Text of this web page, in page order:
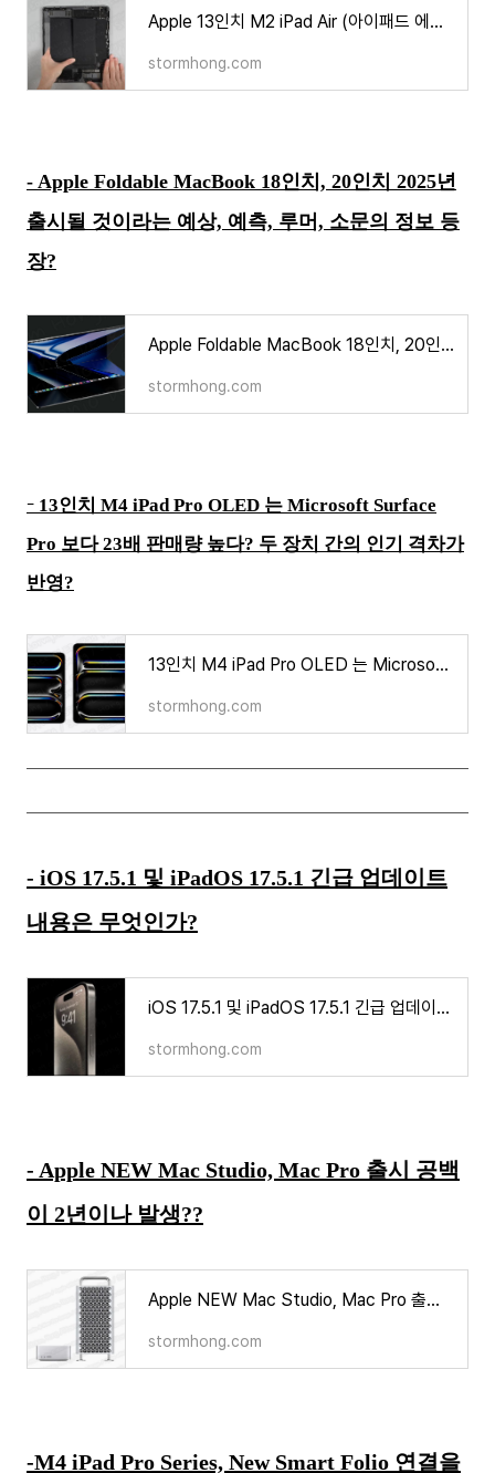
Apple 13인치 M2 iPad Air (아이패드 에어) 분해가 더 어렵다?
stormhong.com
- Apple Foldable MacBook 18인치, 20인치 2025년
출시될 것이라는 예상, 예측, 루머, 소문의 정보 등
장?
Apple Foldable MacBook 18인치, 20인치 2025년 출시될 것이라는 예상, 예측, 루머, 소문의 정보 등장?
stormhong.com
- 13인치 M4 iPad Pro OLED 는 Microsoft Surface
Pro 보다 23배 판매량 높다? 두 장치 간의 인기 격차가
반영?
13인치 M4 iPad Pro OLED 는 Microsoft Surface Pro 보다 23배 판매량 높다? 두 장치 간의 인기 격차가 반영?
stormhong.com
- iOS 17.5.1 및 iPadOS 17.5.1 긴급 업데이트
내용은 무엇인가?
iOS 17.5.1 및 iPadOS 17.5.1 긴급 업데이트 내용은 무엇인가?
stormhong.com
- Apple NEW Mac Studio, Mac Pro 출시 공백
이 2년이나 발생??
Apple NEW Mac Studio, Mac Pro 출시 공백이 2년이나 발생할 것으로 보인다?
stormhong.com
-M4 iPad Pro Series, New Smart Folio 연결을